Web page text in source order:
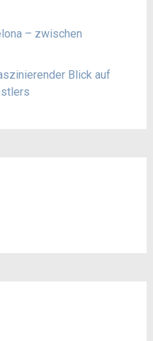
– zwischen
Blick auf